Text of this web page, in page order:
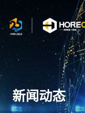
新闻动态